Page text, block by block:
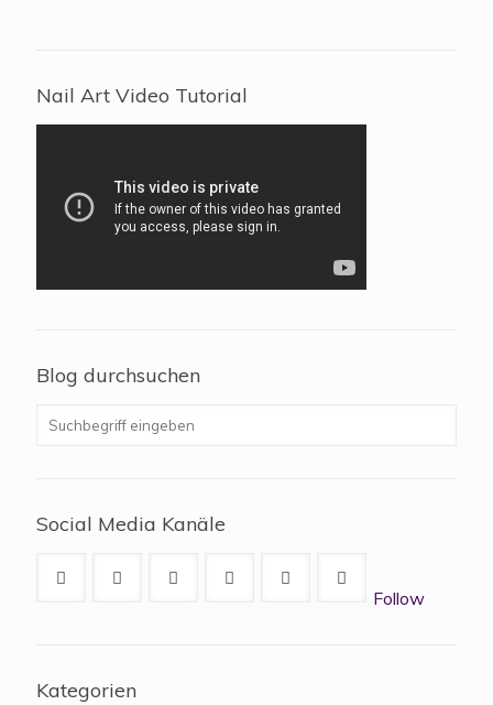
Nail Art Video Tutorial
Blog durchsuchen
Social Media Kanäle
Follow
Kategorien